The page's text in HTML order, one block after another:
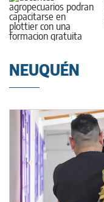
NEUQUÉN